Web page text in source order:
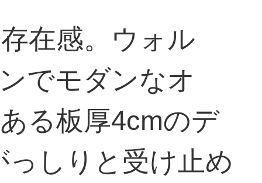
在感。ウォル
でモダンなオ
る板厚4cmのデ
しりと受け止め